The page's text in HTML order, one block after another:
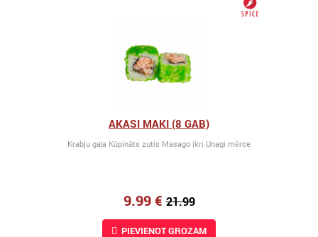
AKASI MAKI (8 GAB)
Krabju gaļa Kūpināts zutis Masago ikri Unagi mērce
9.99 €21.99
PIEVIENOT GROZAM